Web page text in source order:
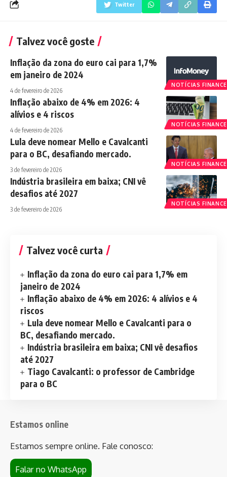
Twitter
Talvez você goste
NOTÍCIAS
Inflação da zona do euro cai para 1,7%
em janeiro de 2024
4 de fevereiro de 2026
NOTÍCIAS
Inflação abaixo de 4% em 2026: 4
alívios e 4 riscos
4 de fevereiro de 2026
NOTÍCIAS
Lula deve nomear Mello e Cavalcanti
para o BC, desafiando mercado.
3 de fevereiro de 2026
NOTÍCIAS
Indústria brasileira em baixa; CNI vê
desafios até 2027
3 de fevereiro de 2026
Talvez você curta
Inflação da zona do euro cai para 1,7% em
janeiro de 2024
Inflação abaixo de 4% em 2026: 4 alívios e 4
riscos
Lula deve nomear Mello e Cavalcanti para o
BC, desafiando mercado.
Indústria brasileira em baixa; CNI vê desafios
até 2027
Tiago Cavalcanti: o professor de Cambridge
para o BC
Estamos online
Estamos sempre online. Fale conosco:
Falar no WhatsApp